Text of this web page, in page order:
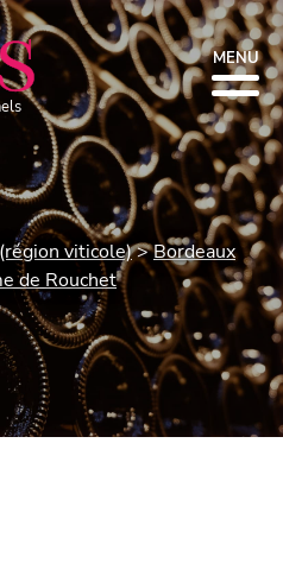
MENU
viticole)
Bordeaux
de Rouchet